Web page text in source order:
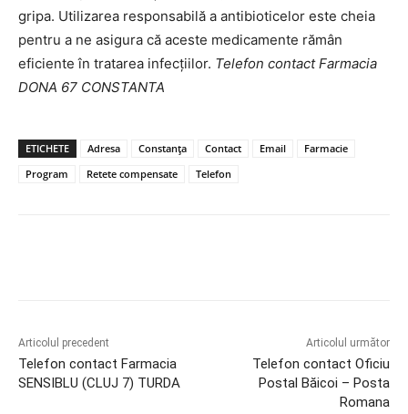
gripa. Utilizarea responsabilă a antibioticelor este cheia
pentru a ne asigura că aceste medicamente rămân
eficiente în tratarea infecțiilor. Telefon contact Farmacia
DONA 67 CONSTANTA
ETICHETE Adresa Constanța Contact Email
Farmacie
Program
Retete compensate Telefon
Articolul precedent
Telefon contact Farmacia
SENSIBLU (CLUJ 7) TURDA
Articolul următor
Telefon contact Oficiu
Postal Băicoi – Posta
Romana